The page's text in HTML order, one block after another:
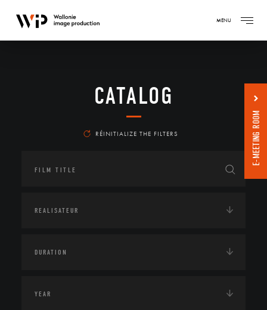
MENU
CATALOG
RÉINITIALIZE THE FILTERS E-MEETING ROOM